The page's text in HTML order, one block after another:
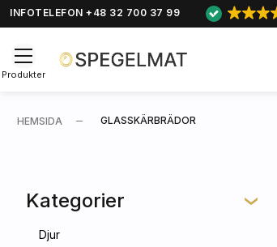
INFOTELEFON +48 32 700 37 99
Produkter
HEMSIDA GLASSKÄRBRÄDOR
Kategorier
Djur